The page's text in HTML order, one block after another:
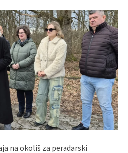
na okoliš za peradarski